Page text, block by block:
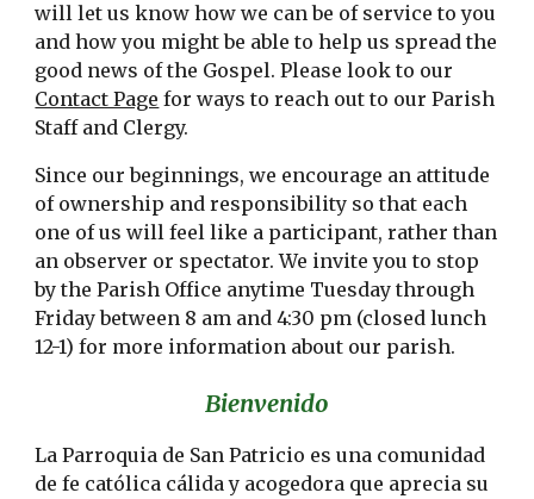
will let us know how we can be of service to you
and how you might be able to help us spread the
good news of the Gospel. Please look to our
Contact Page for ways to reach out to our Parish
Staff and Clergy.
Since our beginnings, we encourage an attitude
of ownership and responsibility so that each
one of us will feel like a participant, rather than
an observer or spectator. We invite you to stop
by the Parish Office anytime Tuesday through
Friday between 8 am and 4:30 pm (closed lunch
12-1) for more information about our parish.
Bienvenido
La Parroquia de San Patricio es una comunidad
de fe católica cálida y acogedora que aprecia su